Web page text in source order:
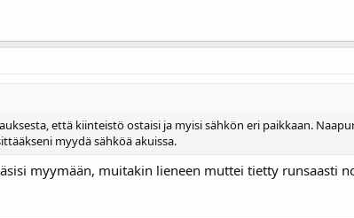
että kiinteistö ostaisi ja myisi sähkön eri paikkaan.
myydä sähköä akuissa.
myymään, muitakin lieneen muttei tietty runsaasti